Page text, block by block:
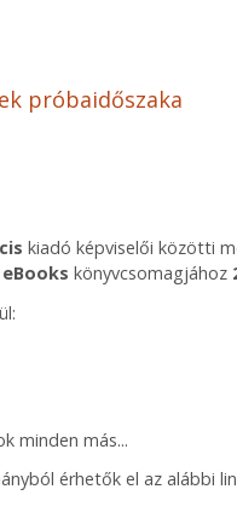
próbaidőszaka
kiadó képviselői közötti
eBooks könyvcsomagjához
minden más...
érhetők el az alábbi